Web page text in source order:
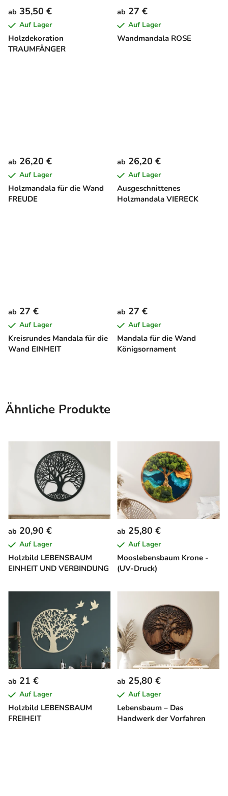
Holzdekoration
TRAUMFÄNGER
ab 35,50 €
Auf Lager
Wandmandala ROSE
ab 27 €
Auf Lager
Holzmandala für die Wand
FREUDE
ab 26,20 €
Auf Lager
Ausgeschnittenes
Holzmandala VIERECK
ab 26,20 €
Auf Lager
Kreisrundes Mandala für die
Wand EINHEIT
ab 27 €
Auf Lager
Mandala für die Wand
Königsornament
ab 27 €
Auf Lager
Ähnliche Produkte
Holzbild LEBENSBAUM
EINHEIT UND VERBINDUNG
ab 20,90 €
Auf Lager
Mooslebensbaum Krone -
(UV-Druck)
ab 25,80 €
Auf Lager
Holzbild LEBENSBAUM
FREIHEIT
ab 21 €
Auf Lager
Lebensbaum – Das
Handwerk der Vorfahren
ab 25,80 €
Auf Lager